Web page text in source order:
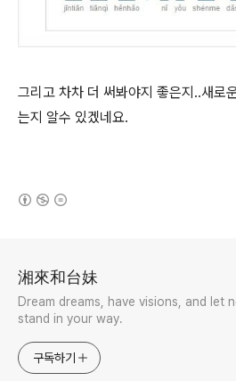
그리고 차차 더 써봐야지 좋은지..새로
는지 알수 있겠네요.
湘來和台妹
Dream dreams, have visions, and let
stand in your way.
구독하기